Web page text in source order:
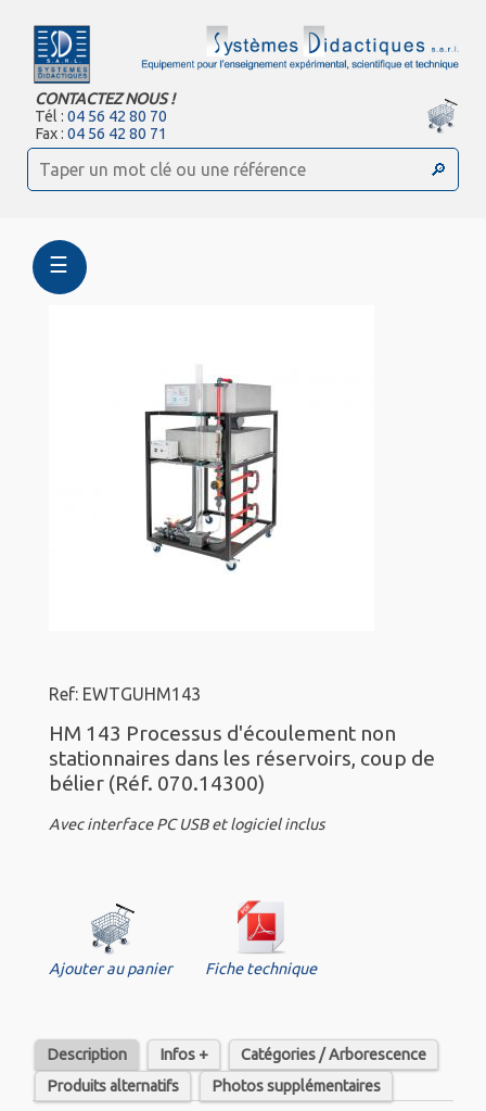
CONTACTEZ NOUS !
Tél :04 56 42 80 70
Fax :04 56 42 80 71
☰
Ref: EWTGUHM143
HM 143 Processus d'écoulement non
stationnaires dans les réservoirs, coup de
bélier (Réf. 070.14300)
Avec interface PC USB et logiciel inclus
Ajouter au panier Fiche technique
Description Infos +
Catégories / Arborescence
Produits alternatifs
Photos supplémentaires